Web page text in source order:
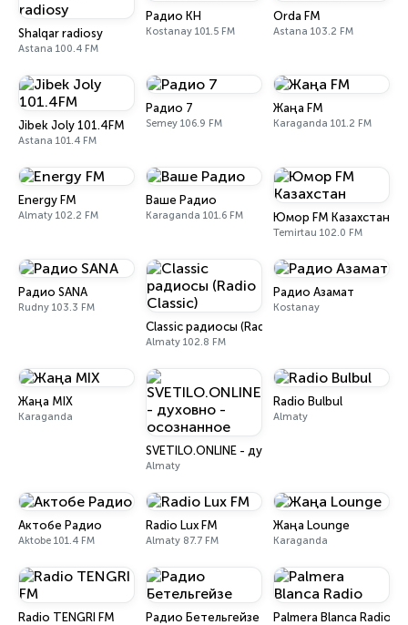
Shalqar radiosy
Astana 100.4 FM
Радио КН
Kostanay 101.5 FM
Orda FM
Astana 103.2 FM
Jibek Joly 101.4FM
Astana 101.4 FM
Радио 7
Semey 106.9 FM
Жаңа FM
Karaganda 101.2 FM
Energy FM
Almaty 102.2 FM
Ваше Радио
Karaganda 101.6 FM Юмор FM Казахстан
Temirtau 102.0 FM
Радио SANA
Rudny 103.3 FM
Classic радиосы (Radio Classic)
Almaty 102.8 FM
Радио Азамат
Kostanay
Жаңа MIX
Karaganda
SVETILO.ONLINE - духовно - осознанное
Almaty
Radio Bulbul
Almaty
Актобе Радио
Aktobe 101.4 FM
Radio Lux FM
Almaty 87.7 FM
Жаңа Lounge
Karaganda
Radio TENGRI FM Радио Бетельгейзе Palmera Blanca Radio